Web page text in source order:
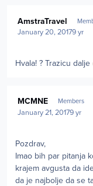
AmstraTravel
January 20, 20179 yr
Hvala! ? Trazicu dalje
MCMNE Members
January 21, 20179 yr
Pozdrav,
Imao bih par pitanja
krajem avgusta da
da je najbolje da se